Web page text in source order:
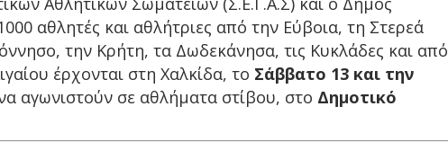
αθλητές και αθλήτριες από την Εύβοια, τη Στερεά
την Κρήτη, τα Δωδεκάνησα, τις Κυκλάδες και από
έρχονται στη Χαλκίδα, το Σάββατο 13 και την
αγωνιστούν σε αθλήματα στίβου, στο Δημοτικό